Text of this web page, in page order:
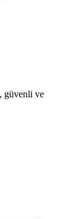
güvenli ve